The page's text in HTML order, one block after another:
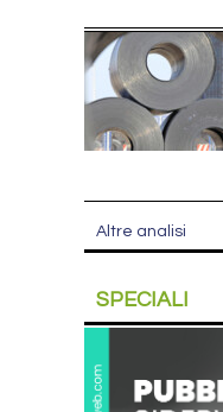
Altre analisi
SPECIALI